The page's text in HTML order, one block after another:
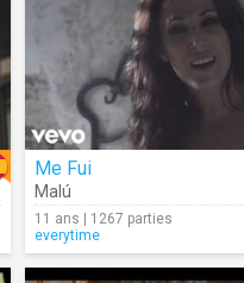
Me Fui
Malú
11 ans | 1267 parties
everytime